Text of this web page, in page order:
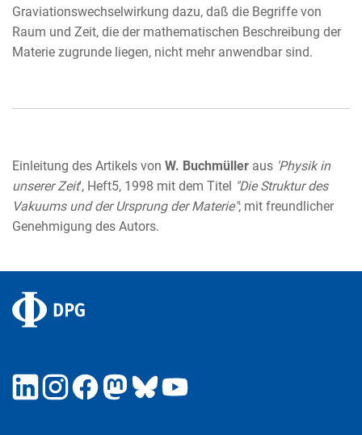
Graviationswechselwirkung dazu, daß die Begriffe von
Raum und Zeit, die der mathematischen Beschreibung der
Materie zugrunde liegen, nicht mehr anwendbar sind.
Einleitung des Artikels von W. Buchmüller aus 'Physik in
unserer Zeit', Heft5, 1998 mit dem Titel "Die Struktur des
Vakuums und der Ursprung der Materie"; mit freundlicher
Genehmigung des Autors.